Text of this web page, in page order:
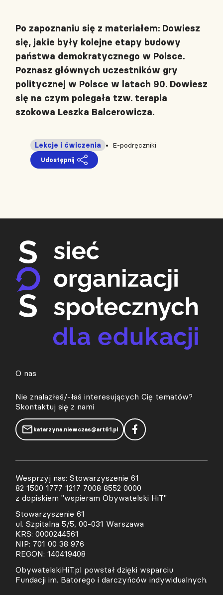
Po zapoznaniu się z materiałem: Dowiesz
się, jakie były kolejne etapy budowy
państwa demokratycznego w Polsce.
Poznasz głównych uczestników gry
politycznej w Polsce w latach 90. Dowiesz
się na czym polegała tzw. terapia
szokowa Leszka Balcerowicza.
E-podręczniki
Lekcje i ćwiczenia
Udostępnij
O nas
Nie znalazłeś/-łaś interesujących Cię tematów?
Skontaktuj się z nami
katarzyna.niewczas@art61.pl
Wesprzyj nas: Stowarzyszenie 61
82 1500 1777 1217 7008 8552 0000
z dopiskiem "wspieram Obywatelski HiT"
Stowarzyszenie 61
ul. Szpitalna 5/5, 00-031 Warszawa
KRS: 0000244561
NIP: 701 00 38 976
REGON: 140419408
ObywatelskiHiT.pl powstał dzięki wsparciu
Fundacji im. Batorego i darczyńców indywidualnych.